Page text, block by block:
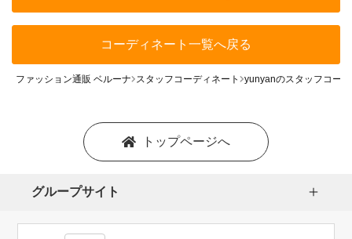
コーディネート一覧へ戻る
ファッション通販 ベルーナ スタッフコーディネート yunyanのスタッフコー
トップページへ
グループサイト